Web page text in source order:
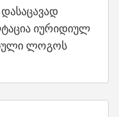
იურიდიულ
ლოგოს